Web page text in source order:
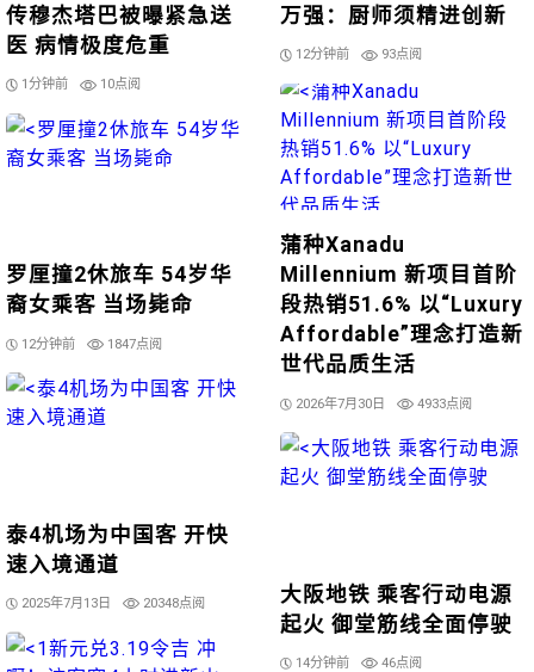
万强：厨师须精进创新
12分钟前 93点阅
传穆杰塔巴被曝紧急送
医 病情极度危重
1分钟前 10点阅
蒲种Xanadu
Millennium 新项目首阶
段热销51.6% 以“Luxury
Affordable”理念打造新
世代品质生活
2026年7月30日 4933点阅
罗厘撞2休旅车 54岁华
裔女乘客 当场毙命
12分钟前 1847点阅
泰4机场为中国客 开快
速入境通道
2025年7月13日 20348点阅
大阪地铁 乘客行动电源
起火 御堂筋线全面停驶
14分钟前 46点阅